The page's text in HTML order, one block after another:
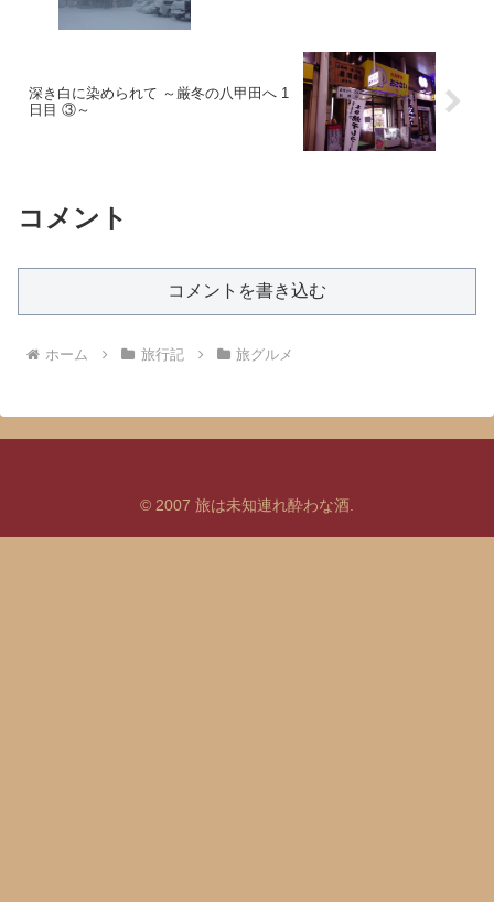
深き白に染められて ～厳冬の八甲田へ 1
日目 ③～
コメント
コメントを書き込む
ホーム 旅行記 旅グルメ
© 2007 旅は未知連れ酔わな酒.